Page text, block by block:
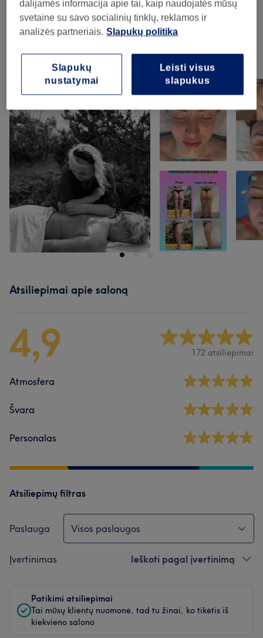
Masažai ( 29)
Mūsų darbai
Norėdami peržiūrėti detales, paspauskite ant nuotraukos
Atsiliepimai apie saloną
4,9 172 atsiliepimai
Atmosfera
Švara
Personalas
Atsiliepimų filtras
Paslauga Visos paslaugos
Įvertinimas Ieškoti pagal įvertinimą
Patikimi atsiliepimai
Tai mūsų klientų nuomonė, tad tu žinai, ko tikėtis iš
kiekvieno salono
dalijamės informacija apie tai, kaip naudojatės mūsų
svetaine su savo socialinių tinklų, reklamos ir
analizės partneriais. Slapukų politika
Leisti visus
slapukus
Slapukų
nustatymai